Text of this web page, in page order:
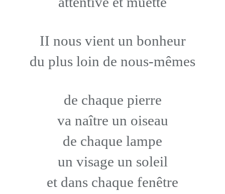
II nous vient un bonheur
du plus loin de nous-mêmes
de chaque pierre
va naître un oiseau
de chaque lampe
un visage un soleil
et dans chaque fenêtre